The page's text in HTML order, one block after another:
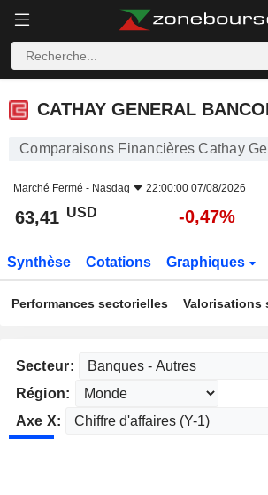
CATHAY GENERAL BANCORP
CATHAY GENERAL
Comparaisons Financières Cathay
Marché Fermé - Nasdaq 22:00:00 07/08/2026
63,41 USD -0,47%
Synthèse Cotations Graphiques
Performances sectorielles Valorisations
Secteur:
Région:
Axe X: